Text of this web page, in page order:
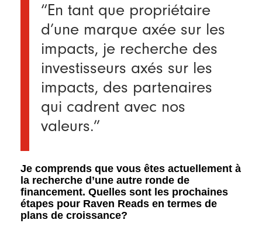
“En tant que propriétaire
d’une marque axée sur les
impacts, je recherche des
investisseurs axés sur les
impacts, des partenaires
qui cadrent avec nos
valeurs.”
Je comprends que vous êtes actuellement à
la recherche d’une autre ronde de
financement. Quelles sont les prochaines
étapes pour Raven Reads en termes de
plans de croissance?